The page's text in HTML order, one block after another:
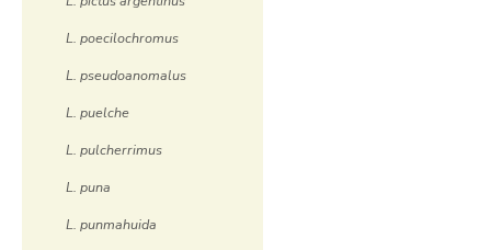
L. poecilochromus
L. pseudoanomalus
L. puelche
L. pulcherrimus
L. puna
L. punmahuida